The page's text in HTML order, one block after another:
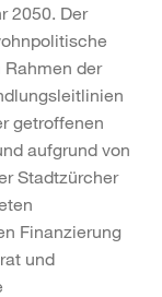
2050. Der
der
getroffenen
aufgrund von
Stadtzürcher
Finanzierung
und